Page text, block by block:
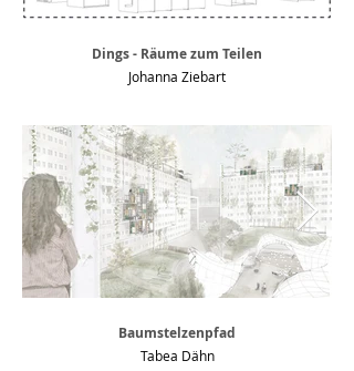
Dings - Räume zum Teilen
Johanna Ziebart
Baumstelzenpfad
Tabea Dähn